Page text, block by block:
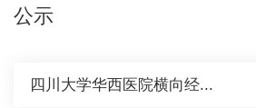
公示
四川大学华西医院横向经...